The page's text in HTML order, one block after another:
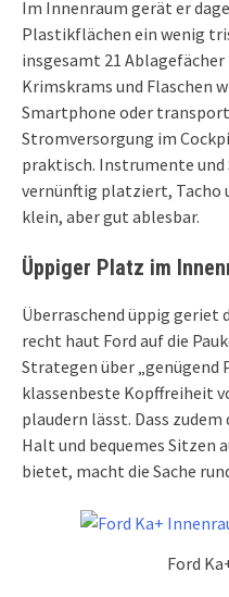
Im Innenraum gerät er
Plastikflächen ein wenig
insgesamt 21
Krimskrams und Flaschen
Smartphone oder
Stromversorgung im
praktisch. Instrumente
vernünftig platziert, Tacho
klein, aber gut ablesbar.
Üppiger Platz im
Überraschend üppig geriet
recht haut Ford auf die
Strategen über „genügend
klassenbeste Kopffreiheit
plaudern lässt. Dass
Halt und bequemes Sitzen
bietet, macht die Sache
Ford